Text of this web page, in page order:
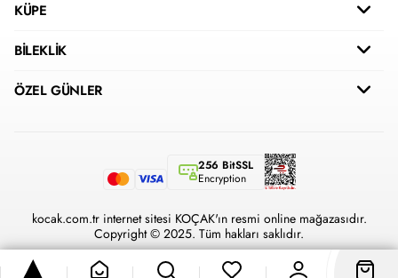
KÜPE
BİLEKLİK
ÖZEL GÜNLER
256 BitSSL
Encryption
kocak.com.tr internet sitesi KOÇAK'ın resmi online mağazasıdır.
Copyright © 2025. Tüm hakları saklıdır.